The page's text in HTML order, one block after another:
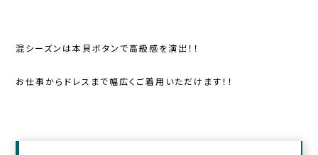
混シーズンは本貝ボタンで高級感を演出！！
お仕事からドレスまで幅広くご着用いただけます！！